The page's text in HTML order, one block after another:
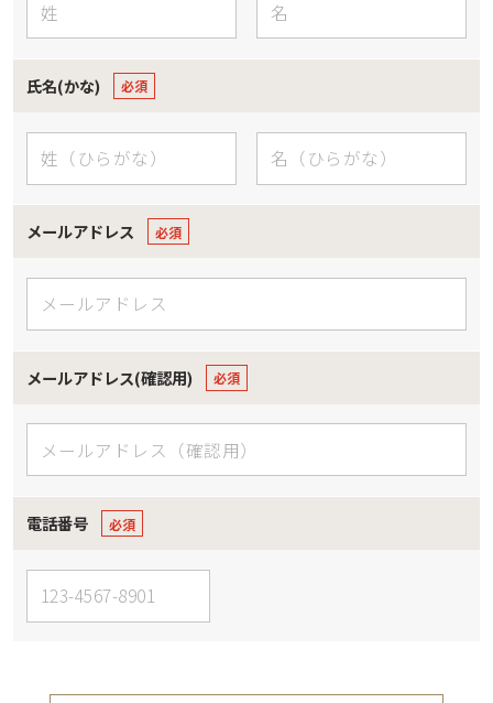
氏名(かな)
メールアドレス
メールアドレス(確認用)
電話番号